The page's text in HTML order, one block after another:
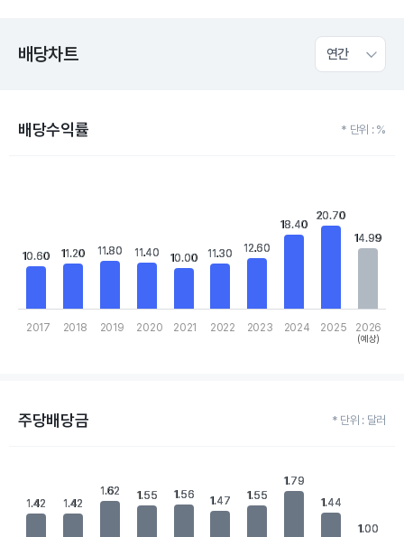
배당차트 연간
배당수익률 * 단위 : %
The chart has 1 X axis displaying categories.
The chart has 1 Y axis displaying values. Data ranges from 10 to
10.60
10.60 11.20
11.20 11.80
11.80 11.40
11.40 10.00
10.00 11.30
11.30 12.60
12.60
18.40
18.40
20.70
20.70
14.99
14.99
2017 2018 2019 2020 2021 2022 2023 2024 2025 2026
(예상)
주당배당금 * 단위 : 달러
View as data table, Chart
The chart has 1 X axis displaying categories.
The chart has 1 Y axis displaying values. Data ranges from 1 to
1.42
1.42 1.42
1.42
1.62
1.62 1.55
1.55 1.56
1.56 1.47
1.47 1.55
1.55
1.79
1.79
1.44
1.44
1.00
1.00